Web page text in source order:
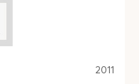
2011